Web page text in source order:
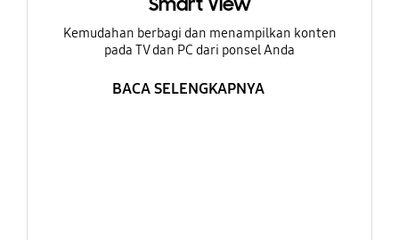
Kemudahan berbagi dan menampilkan konten
pada TV dan PC dari ponsel Anda
BACA SELENGKAPNYA